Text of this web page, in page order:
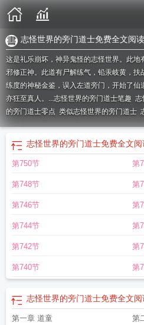
志怪世界的旁门道士免费全文阅读
这是礼乐崩坏，神异鬼怪的志怪世界。此地
邪修正神。此道有尸解练气，铅汞岐黄，
练度的神秘金鉴，误入左道旁门，开始了
亦狂至真人。...志怪世界的旁门道士笔趣 志
的旁门道士零点 类似志怪世界的旁门道士
旁门道士贴吧志怪世界的旁门道士txt奇书
的旁门道士免费阅读
志怪世界的旁门道士
世界的旁门道士起点中文网
盗志怪世界的旁门道士太监 志怪世界的旁
版志怪世界的旁门道士女主是谁 志怪世
精校版志怪世界的旁门道士soudu 志怪世
道士顶点志怪世界的旁门道士百度百科志
旁门道士sodu
志怪世界的旁门道士123章
txt志怪世界的旁门道士境界划分 志怪世
士txt奇书志怪世界的旁门道士几个女主志
世界里面的旁门道士志怪世界的旁门道士
世界的旁门道士无错志怪世界的旁门道士
错版志怪世界的旁门道士TXT 志怪世界的
志怪世界的旁门道士免费全文阅
第750节 第
第748节 第
第746节 第
第744节 第
第742节 第
第740节 第
志怪世界的旁门道士免费全文阅
第一章 道童 第